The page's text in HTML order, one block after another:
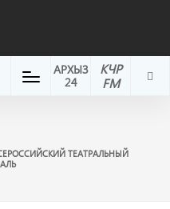
КЧР
FM
АРХЫЗ
24
ТЕАТРАЛЬНЫЙ